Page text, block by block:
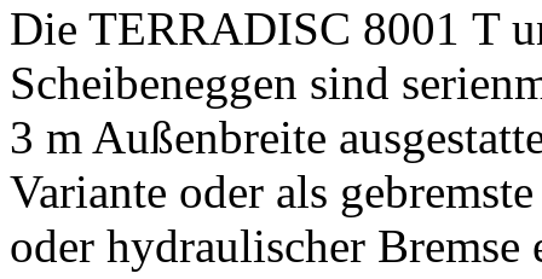
Die TERRADISC 8001 T
Scheibeneggen sind
3 m Außenbreite
Variante oder als
oder hydraulischer